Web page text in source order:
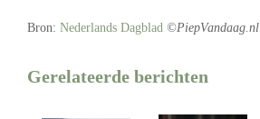
Bron: Nederlands Dagblad ©PiepVandaag.nl
Gerelateerde berichten